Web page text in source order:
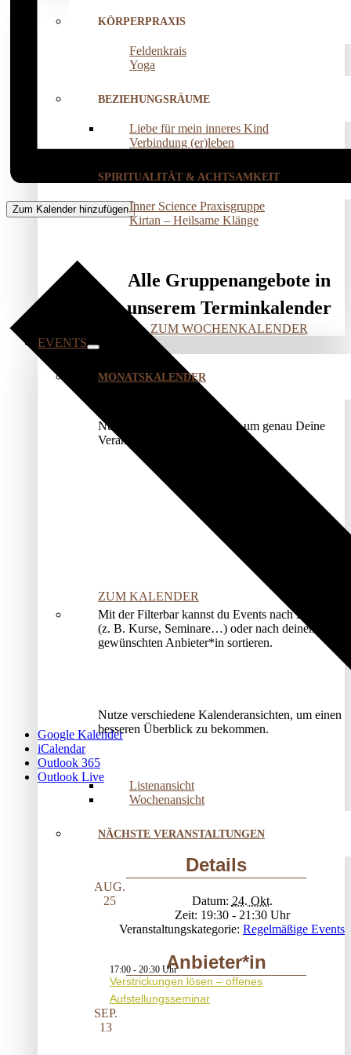
KÖRPERPRAXIS
Feldenkrais
Yoga
BEZIEHUNGSRÄUME
Liebe für mein inneres Kind
Verbindung (er)leben
SPIRITUALITÄT & ACHTSAMKEIT
Inner Science Praxisgruppe
Kirtan – Heilsame Klänge
Alle Gruppenangebote in
unserem Terminkalender
ZUM WOCHENKALENDER
EVENTS
MONATSKALENDER
Nutze unser Kalendermodul, um genau Deine
Veranstaltung zu finden.
ZUM KALENDER
Mit der Filterbar kannst du Events nach Kategorien
(z. B. Kurse, Seminare…) oder nach deinem*r
gewünschten Anbieter*in sortieren.
Nutze verschiedene Kalenderansichten, um einen
besseren Überblick zu bekommen.
Listenansicht
Wochenansicht
NÄCHSTE VERANSTALTUNGEN
AUG.
25
17:00 - 20:30
Verstrickungen lösen – offenes
Aufstellungsseminar
SEP.
13
Zum Kalender hinzufügen
Google Kalender
iCalendar
Outlook 365
Outlook Live
Details
Datum: 24. Okt.
Zeit: 19:30 - 21:30
Veranstaltungskategorie: Regelmäßige Events
Anbieter*in